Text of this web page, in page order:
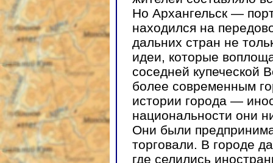
Но Архангельск —
находился на
дальних стран не
идеи, которые
соседней купеческой
более современным
истории города —
национальности они
Они были
торговали. В городе
где селились